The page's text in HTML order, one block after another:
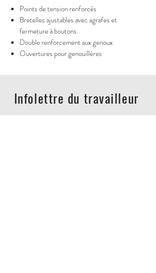
Points de tension renforcés
Bretelles ajustables avec agrafes et
fermeture à boutons
Double renforcement aux genoux
Ouvertures pour genouillères
Infolettre du travailleur